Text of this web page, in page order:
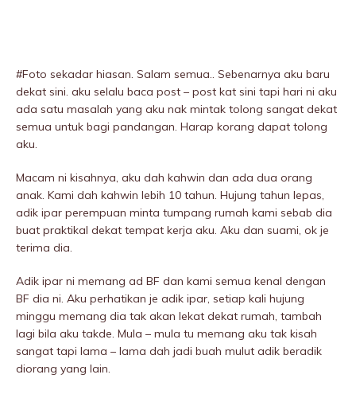
#Foto sekadar hiasan. Salam semua.. Sebenarnya aku baru
dekat sini. aku selalu baca post – post kat sini tapi hari ni aku
ada satu masalah yang aku nak mintak tolong sangat dekat
semua untuk bagi pandangan. Harap korang dapat tolong
aku.
Macam ni kisahnya, aku dah kahwin dan ada dua orang
anak. Kami dah kahwin lebih 10 tahun. Hujung tahun lepas,
adik ipar perempuan minta tumpang rumah kami sebab dia
buat praktikal dekat tempat kerja aku. Aku dan suami, ok je
terima dia.
Adik ipar ni memang ad BF dan kami semua kenal dengan
BF dia ni. Aku perhatikan je adik ipar, setiap kali hujung
minggu memang dia tak akan lekat dekat rumah, tambah
lagi bila aku takde. Mula – mula tu memang aku tak kisah
sangat tapi lama – lama dah jadi buah mulut adik beradik
diorang yang lain.